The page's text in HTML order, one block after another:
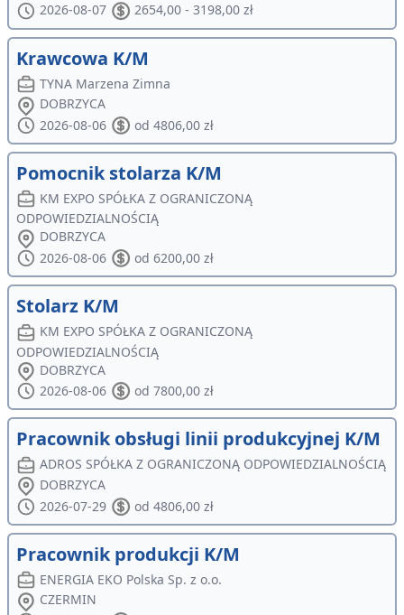
2026-08-07
2654,00 - 3198,00 zł
Krawcowa K/M
TYNA Marzena Zimna
DOBRZYCA
2026-08-06
od 4806,00 zł
Pomocnik stolarza K/M
KM EXPO SPÓŁKA Z OGRANICZONĄ
ODPOWIEDZIALNOŚCIĄ
DOBRZYCA
2026-08-06
od 6200,00 zł
Stolarz K/M
KM EXPO SPÓŁKA Z OGRANICZONĄ
ODPOWIEDZIALNOŚCIĄ
DOBRZYCA
2026-08-06
od 7800,00 zł
Pracownik obsługi linii produkcyjnej K/M
ADROS SPÓŁKA Z OGRANICZONĄ ODPOWIEDZIALNOŚCIĄ
DOBRZYCA
2026-07-29
od 4806,00 zł
Pracownik produkcji K/M
ENERGIA EKO Polska Sp. z o.o.
CZERMIN